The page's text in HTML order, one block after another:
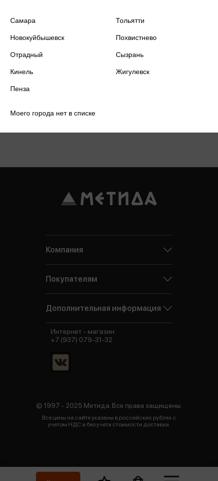
Шишонин А.Ю. - Лечебная
Шишонин А.Ю.
Купить
Самара Тольятти
Новокуйбышевск Похвистнево
Отрадный Сызрань
Кинель Жигулевск
Пенза
Моего города нет в списке
Компания
Покупателям
Дополнительная информация
© 1997 - 2025 Метида. Все права защищены.
Все цены на сайте указаны в российских рублях с
учетом НДС и без учета стоимости доставки.
Интернет - магазин:
+7 (937) 079-31-32